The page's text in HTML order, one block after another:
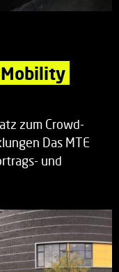
Mobility
zum Crowd-
Das MTE
und